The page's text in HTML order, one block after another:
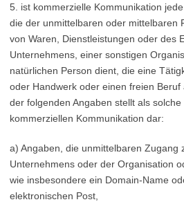
5. ist kommerzielle Kommunikation
die der unmittelbaren oder mittelbaren
von Waren, Dienstleistungen oder des
Unternehmens, einer sonstigen
natürlichen Person dient, die eine
oder Handwerk oder einen freien
der folgenden Angaben stellt als
kommerziellen Kommunikation dar:
a) Angaben, die unmittelbaren Zugang
Unternehmens oder der Organisation
wie insbesondere ein Domain-Name
elektronischen Post,